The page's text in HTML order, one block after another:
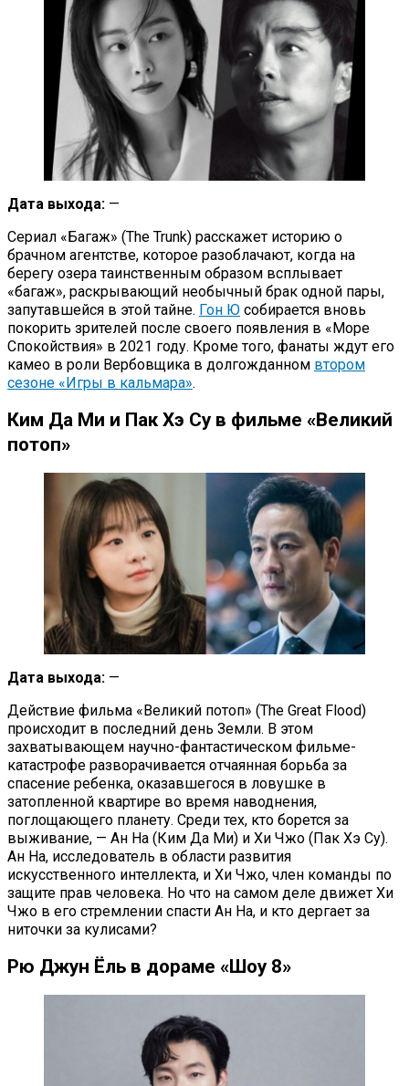
Дата выхода: —
Сериал «Багаж» (The Trunk) расскажет историю о
брачном агентстве, которое разоблачают, когда на
берегу озера таинственным образом всплывает
«багаж», раскрывающий необычный брак одной пары,
запутавшейся в этой тайне. Гон Ю собирается вновь
покорить зрителей после своего появления в «Море
Спокойствия» в 2021 году. Кроме того, фанаты ждут его
камео в роли Вербовщика в долгожданном втором
сезоне «Игры в кальмара».
Ким Да Ми и Пак Хэ Су в фильме «Великий
потоп»
Дата выхода: —
Действие фильма «Великий потоп» (The Great Flood)
происходит в последний день Земли. В этом
захватывающем научно-фантастическом фильме-
катастрофе разворачивается отчаянная борьба за
спасение ребенка, оказавшегося в ловушке в
затопленной квартире во время наводнения,
поглощающего планету. Среди тех, кто борется за
выживание, — Ан На (Ким Да Ми) и Хи Чжо (Пак Хэ Су).
Ан На, исследователь в области развития
искусственного интеллекта, и Хи Чжо, член команды по
защите прав человека. Но что на самом деле движет Хи
Чжо в его стремлении спасти Ан На, и кто дергает за
ниточки за кулисами?
Рю Джун Ёль в дораме «Шоу 8»